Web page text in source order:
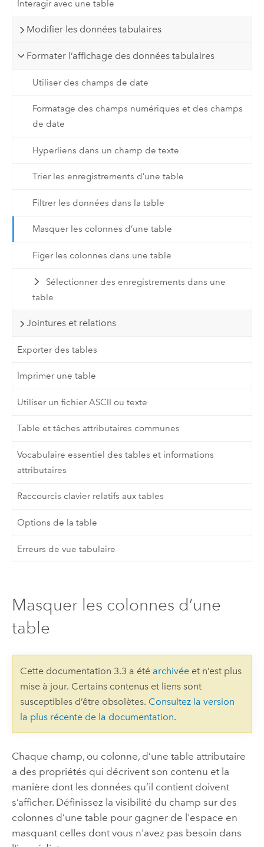
Interagir avec une table
Modifier les données tabulaires
Formater l’affichage des données tabulaires
Utiliser des champs de date
Formatage des champs numériques et des champs
de date
Hyperliens dans un champ de texte
Trier les enregistrements d’une table
Filtrer les données dans la table
Masquer les colonnes d’une table
Figer les colonnes dans une table
Sélectionner des enregistrements dans une
table
Jointures et relations
Exporter des tables
Imprimer une table
Utiliser un fichier ASCII ou texte
Table et tâches attributaires communes
Vocabulaire essentiel des tables et informations
attributaires
Raccourcis clavier relatifs aux tables
Options de la table
Erreurs de vue tabulaire
Masquer les colonnes d’une
table
Cette documentation 3.3 a été archivéeet n’est plus
mise à jour. Certains contenus et liens sont
susceptibles d’être obsolètes. Consultez la version
la plus récente de la documentation.
Chaque champ, ou colonne, d’une table attributaire
a des propriétés qui décrivent son contenu et la
manière dont les données qu’il contient doivent
s’afficher. Définissez la visibilité du champ sur des
colonnes d’une table pour gagner de l'espace en
masquant celles dont vous n'avez pas besoin dans